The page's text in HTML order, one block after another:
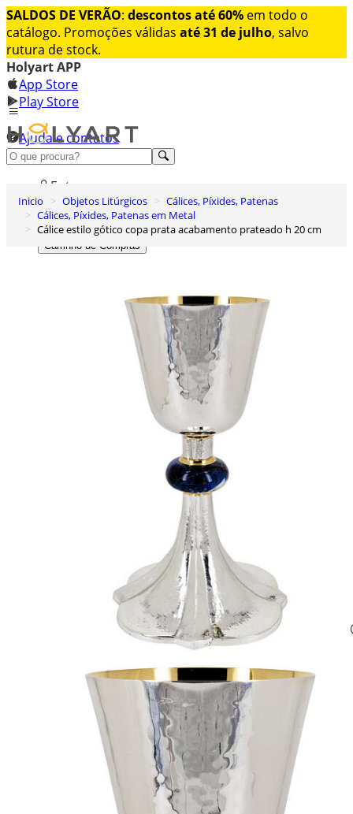
SALDOS DE VERÃO: descontos até 60% em todo o
catálogo. Promoções válidas até 31 de julho, salvo
rutura de stock.
Holyart APP
App Store
Play Store
Ajuda e contatos
Conheça premium
Entrar
Lista de Desejos
0
Carrinho de Compras
Inicio Objetos Litúrgicos
Cálices, Píxides, Patenas
Cálices, Píxides, Patenas em Metal
Cálice estilo gótico copa prata acabamento prateado h 20 cm